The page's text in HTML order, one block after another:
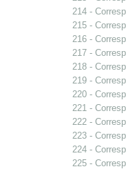
214 -
215 -
216 -
217 -
218 -
219 -
220 -
221 -
222 -
223 -
224 -
225 -